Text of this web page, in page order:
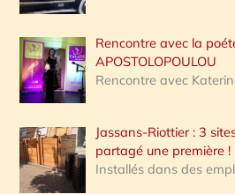
Rencontre avec la
APOSTOLOPOULOU
Rencontre avec
Jassans-Riottier : 3
partagé une première !
Installés dans des